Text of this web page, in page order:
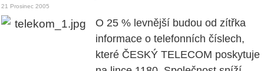
21 Prosinec 2005
O 25 % levnější budou od zítřka
informace o telefonních číslech,
které ČESKÝ TELECOM poskytuje